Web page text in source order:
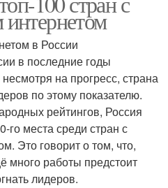
в России
в последние годы
на прогресс, страна
по этому показателю.
рейтингов, Россия
го места среди стран с
Это говорит о том, что,
много работы предстоит
лидеров.